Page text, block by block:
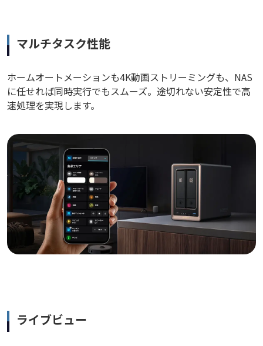
マルチタスク性能
ホームオートメーションも4K動画ストリーミングも、NAS
に任せれば同時実行でもスムーズ。途切れない安定性で高
速処理を実現します。
ライブビュー